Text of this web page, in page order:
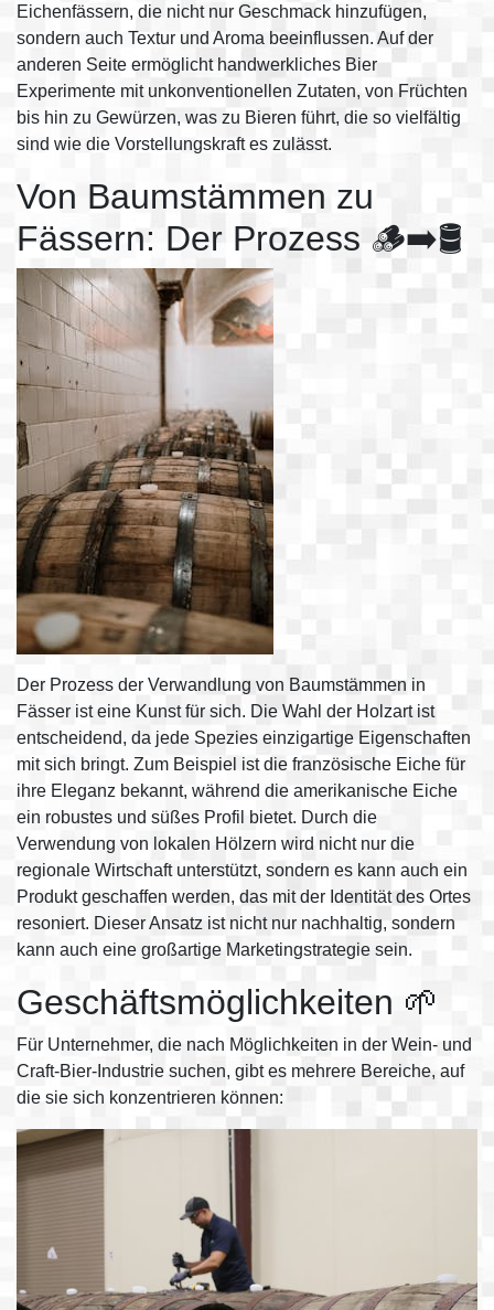
Eichenfässern, die nicht nur Geschmack hinzufügen,
sondern auch Textur und Aroma beeinflussen. Auf der
anderen Seite ermöglicht handwerkliches Bier
Experimente mit unkonventionellen Zutaten, von Früchten
bis hin zu Gewürzen, was zu Bieren führt, die so vielfältig
sind wie die Vorstellungskraft es zulässt.
Von Baumstämmen zu
Fässern: Der Prozess 🪵➡️🛢️
Der Prozess der Verwandlung von Baumstämmen in
Fässer ist eine Kunst für sich. Die Wahl der Holzart ist
entscheidend, da jede Spezies einzigartige Eigenschaften
mit sich bringt. Zum Beispiel ist die französische Eiche für
ihre Eleganz bekannt, während die amerikanische Eiche
ein robustes und süßes Profil bietet. Durch die
Verwendung von lokalen Hölzern wird nicht nur die
regionale Wirtschaft unterstützt, sondern es kann auch ein
Produkt geschaffen werden, das mit der Identität des Ortes
resoniert. Dieser Ansatz ist nicht nur nachhaltig, sondern
kann auch eine großartige Marketingstrategie sein.
Geschäftsmöglichkeiten 🌱
Für Unternehmer, die nach Möglichkeiten in der Wein- und
Craft-Bier-Industrie suchen, gibt es mehrere Bereiche, auf
die sie sich konzentrieren können: